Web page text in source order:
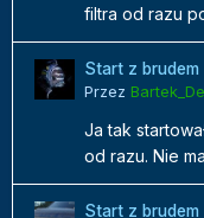
filtra od razu
Start z brudem
Przez Bartek_De
Ja tak
od razu. Nie
Start z brudem